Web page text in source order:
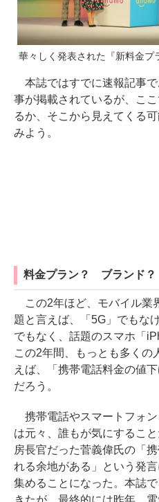
華々しく発表された『新料金プ
本誌ではすでに速報記事
事が掲載されているが、こ
るか、そこから見えてくる
みよう。
料金プラン？ ブランド？
この2年ほど、モバイル業
題と言えば、「5G」でもな
でもなく、話題のスマホ「
この2年間、もっとも多くの
えば、「携帯電話料金の値
だろう。
携帯電話やスマートフォ
は元々、誰もが気にするこ
房長官だった菅義偉氏の「
れる余地がある」という発
集めることになった。本誌
きたが、最終的には昨年、